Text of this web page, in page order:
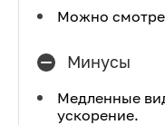
Можно
Минусы
Медленные
ускорение.